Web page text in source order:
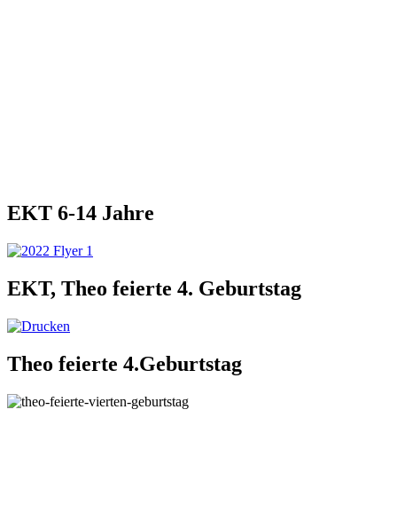
EKT 6-14 Jahre
EKT, Theo feierte 4. Geburtstag
Theo feierte 4.Geburtstag